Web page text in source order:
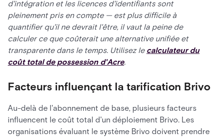
d'intégration et les licences d'identifiants sont
pleinement pris en compte — est plus difficile à
quantifier qu'il ne devrait l'être, il vaut la peine de
calculer ce que coûterait une alternative unifiée et
transparente dans le temps. Utilisez le calculateur du
coût total de possession d'Acre.
Facteurs influençant la tarification Brivo
Au-delà de l'abonnement de base, plusieurs facteurs
influencent le coût total d'un déploiement Brivo. Les
organisations évaluant le système Brivo doivent prendre